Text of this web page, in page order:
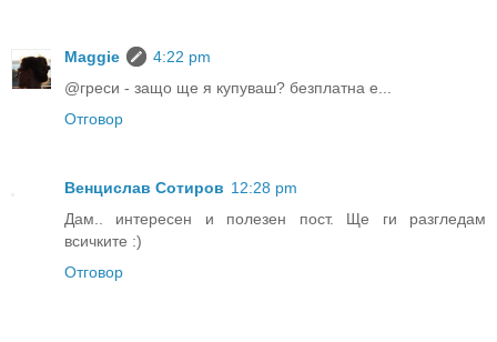
Maggie
4:22 pm
@греси - защо ще я купуваш? безплатна е...
Отговор
Венцислав Сотиров 12:28 pm
Дам.. интересен и полезен пост. Ще ги разгледам
всичките :)
Отговор